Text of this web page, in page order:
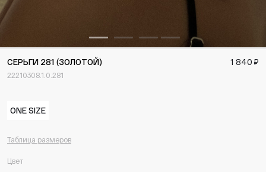
СЕРЬГИ 281 (ЗОЛОТОЙ)
22210308.1.0.281
1 840 ₽
ONE SIZE
Таблица размеров
Цвет